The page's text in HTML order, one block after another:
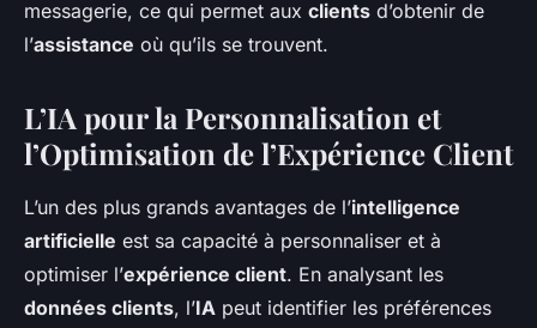
messagerie, ce qui permet aux clients d’obtenir de
l’assistance où qu’ils se trouvent.
L’IA pour la Personnalisation et
l’Optimisation de l’Expérience Client
L’un des plus grands avantages de l’intelligence
artificielle est sa capacité à personnaliser et à
optimiser l’expérience client. En analysant les
données clients, l’IA peut identifier les préférences